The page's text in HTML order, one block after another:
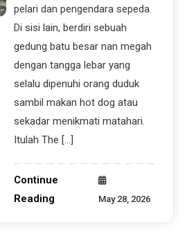
pelari dan pengendara sepeda.
Di sisi lain, berdiri sebuah
gedung batu besar nan megah
dengan tangga lebar yang
selalu dipenuhi orang duduk
sambil makan hot dog atau
sekadar menikmati matahari.
Itulah The […]
Continue
Reading
May 28, 2026